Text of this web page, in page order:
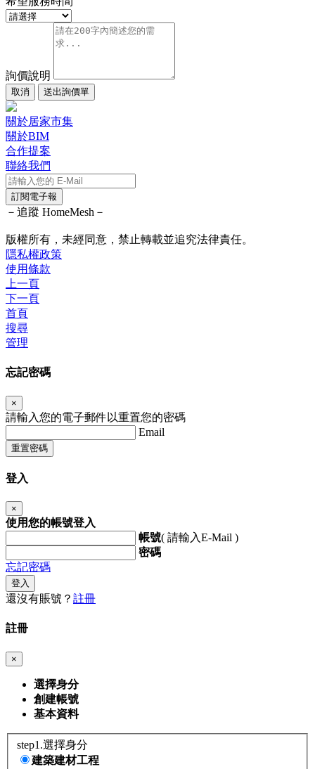
詢價說明
取消 送出詢價單
關於居家市集
關於BIM
合作提案
聯絡我們
訂閱電子報
－追蹤 HomeMesh－
版權所有，未經同意，禁止轉載並追究法律責任。
隱私權政策
使用條款
上一頁
下一頁
首頁
搜尋
管理
忘記密碼
×
請輸入您的電子郵件以重置您的密碼
Email
重置密碼
登入
×
使用您的帳號登入
帳號( 請輸入E-Mail )
密碼
忘記密碼
登入
還沒有賬號？ 註冊
註冊
×
選擇身分
創建帳號
基本資料
step1.選擇身分
建築建材工程